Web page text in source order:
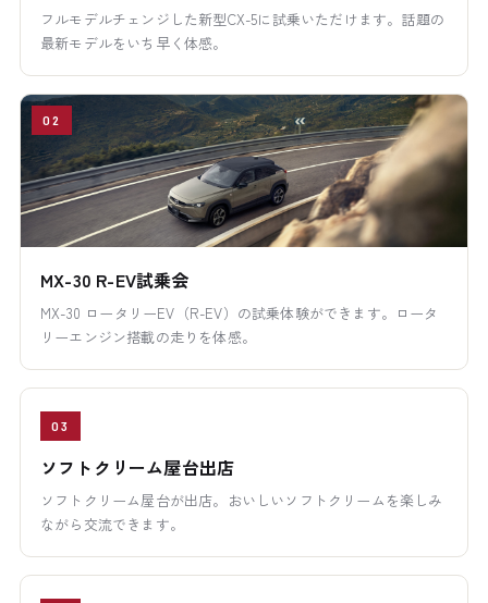
フルモデルチェンジした新型CX-5に試乗いただけます。話題の
最新モデルをいち早く体感。
02
MX-30 R-EV試乗会
MX-30 ロータリーEV（R-EV）の試乗体験ができます。ロータ
リーエンジン搭載の走りを体感。
03
ソフトクリーム屋台出店
ソフトクリーム屋台が出店。おいしいソフトクリームを楽しみ
ながら交流できます。